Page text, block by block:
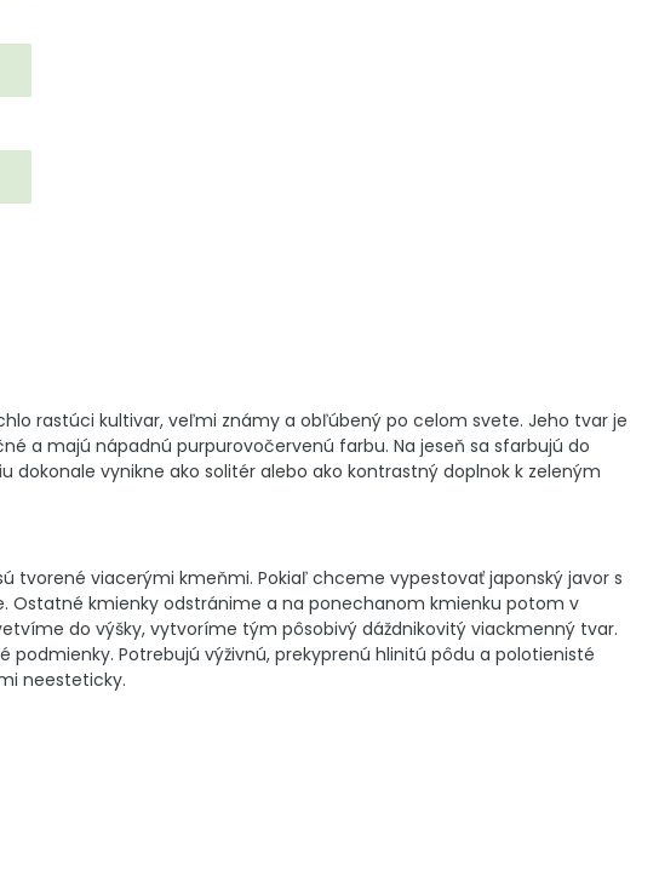
rastúci kultivar, veľmi známy a obľúbený po celom svete. Jeho tvar je
a majú nápadnú purpurovočervenú farbu. Na jeseň sa sfarbujú do
vynikne ako solitér alebo ako kontrastný doplnok k zeleným
tvorené viacerými kmeňmi. Pokiaľ chceme vypestovať japonský javor s
Ostatné kmienky odstránime a na ponechanom kmienku potom v
do výšky, vytvoríme tým pôsobivý dáždnikovitý viackmenný tvar.
Potrebujú výživnú, prekyprenú hlinitú pôdu a polotienisté
neesteticky.